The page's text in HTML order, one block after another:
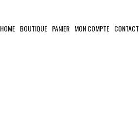
HOME BOUTIQUE PANIER MON COMPTE CONTACT